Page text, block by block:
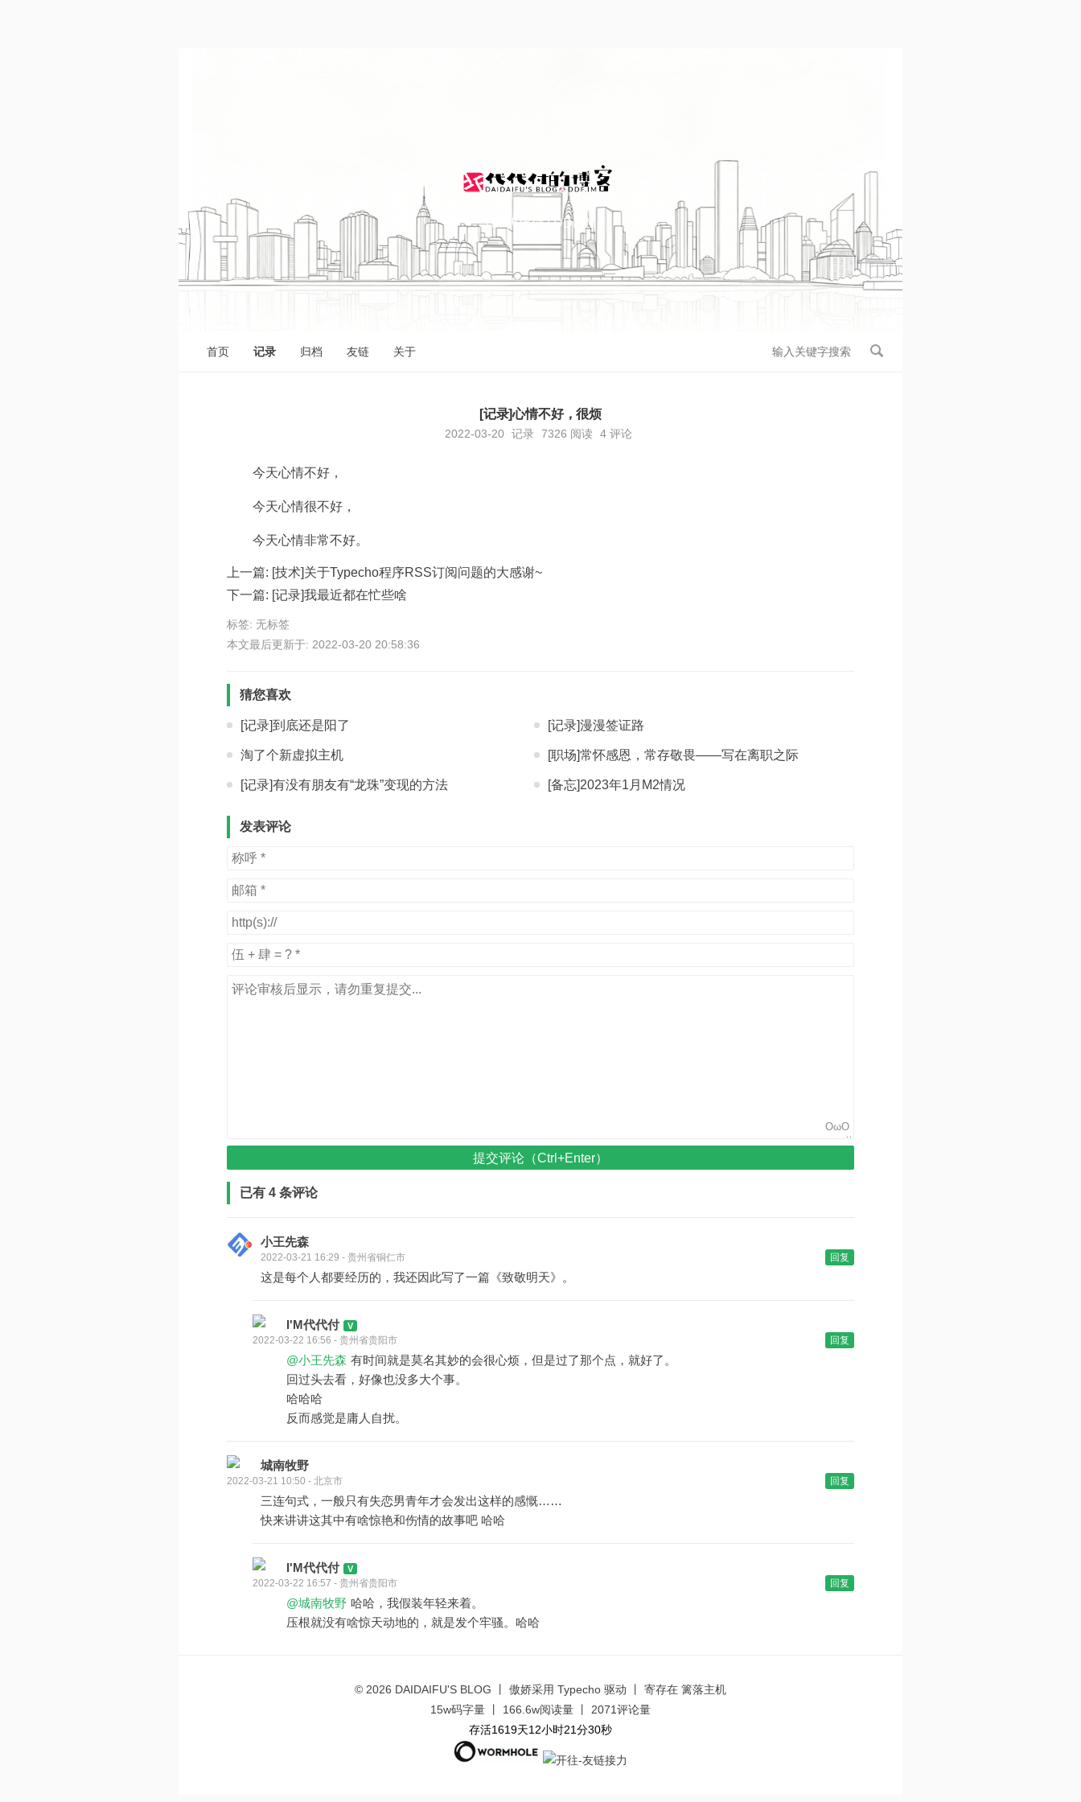
I'M 代代付 | DDF.IM
首页 记录 归档 友链 关于
[记录]心情不好，很烦
2022-03-20 记录 7326 阅读 4 评论
今天心情不好，
今天心情很不好，
今天心情非常不好。
上一篇: [技术]关于Typecho程序RSS订阅问题的大感谢~
下一篇: [记录]我最近都在忙些啥
标签: 无标签
本文最后更新于: 2022-03-20 20:58:36
猜您喜欢
[记录]到底还是阳了 [记录]漫漫签证路
淘了个新虚拟主机 [职场]常怀感恩，常存敬畏——写在离职之际
[记录]有没有朋友有“龙珠”变现的方法 [备忘]2023年1月M2情况
发表评论
OωO
提交评论（Ctrl+Enter）
已有 4 条评论
小王先森
2022-03-21 16:29 - 贵州省铜仁市 回复
这是每个人都要经历的，我还因此写了一篇《致敬明天》。
I'M代代付
2022-03-22 16:56 - 贵州省贵阳市 回复
@小王先森 有时间就是莫名其妙的会很心烦，但是过了那个点，就好了。
回过头去看，好像也没多大个事。
哈哈哈
反而感觉是庸人自扰。
城南牧野
2022-03-21 10:50 - 北京市 回复
三连句式，一般只有失恋男青年才会发出这样的感慨……
快来讲讲这其中有啥惊艳和伤情的故事吧 哈哈
I'M代代付
2022-03-22 16:57 - 贵州省贵阳市 回复
@城南牧野 哈哈，我假装年轻来着。
压根就没有啥惊天动地的，就是发个牢骚。哈哈
© 2026 DAIDAIFU'S BLOG 丨 傲娇采用 Typecho 驱动 丨 寄存在 篱落主机
15w码字量 丨 166.6w阅读量 丨 2071评论量
存活1619天12小时21分31秒